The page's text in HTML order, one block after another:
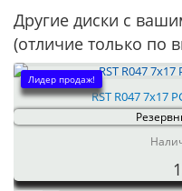
Другие диски с
(отличие только по
Лидер продаж!
RST R047 7x17